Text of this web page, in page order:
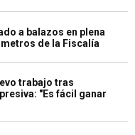
a balazos en plena
de la Fiscalía
trabajo tras
"Es fácil ganar